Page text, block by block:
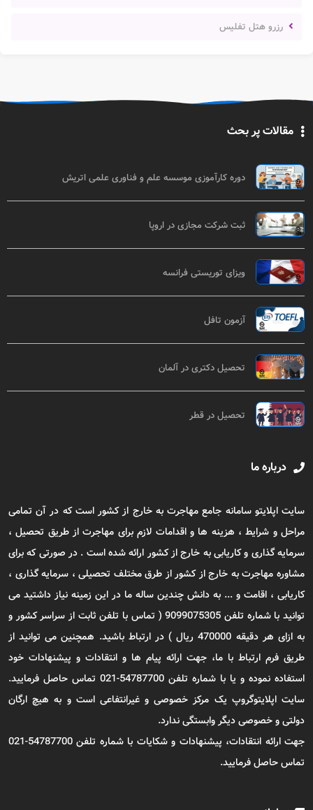
رزرو هتل تفلیس
مقالات پر بحث
دوره کارآموزی موسسه علم و فناوری علمی اتریش
ثبت شرکت مجازی در اروپا
ویزای توریستی فرانسه
آزمون تافل
تحصیل دکتری در آلمان
تحصیل در قطر
درباره ما
سایت اپلایتو سامانه جامع مهاجرت به خارج از کشور است که در آن تمامی
مراحل و شرایط ، هزینه ها و اقدامات لازم برای مهاجرت از طریق تحصیل ،
سرمایه گذاری و کاریابی به خارج از کشور ارائه شده است . در صورتی که برای
مشاوره مهاجرت به خارج از کشور از طرق مختلف تحصیلی ، سرمایه گذاری ،
کاریابی ، اقامت و ... به دانش چندین ساله ما در این زمینه نیاز داشتید می
توانید با شماره تلفن 9099075305 ( تماس با تلفن ثابت از سراسر کشور و
به ازای هر دقیقه 470000 ریال ) در ارتباط باشید. همچنین می توانید از
طریق فرم ارتباط با ما، جهت ارائه پیام ها و انتقادات و پیشنهادات خود
استفاده نموده و یا با شماره تلفن 54787700-021 تماس حاصل فرمایید.
سایت اپلایتوگروپ یک مرکز خصوصی و غیرانتفاعی است و به هیچ ارگان
دولتی و خصوصی دیگر وابستگی ندارد.
جهت ارائه انتقادات، پیشنهادات و شکایات با شماره تلفن 54787700-021
تماس حاصل فرمایید.